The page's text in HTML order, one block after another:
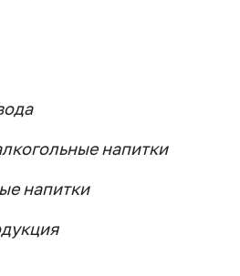
напитки
напитки